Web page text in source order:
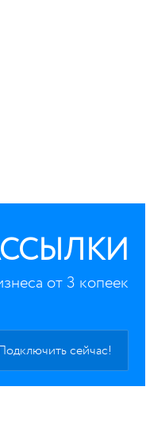
от 3 копеек
сейчас!